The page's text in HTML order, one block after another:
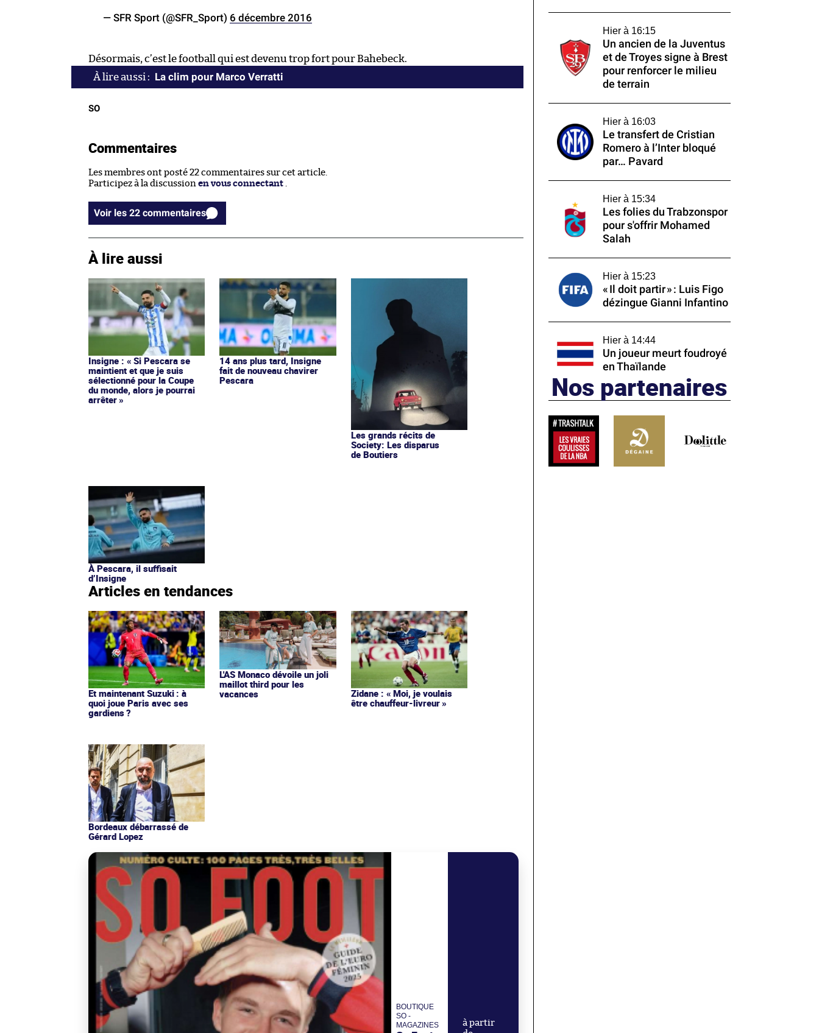
— SFR Sport (@SFR_Sport) 6 décembre 2016
Désormais, c’est le football qui est devenu trop fort pour Bahebeck.
La clim pour Marco Verratti
SO
Commentaires
Les membres ont posté 22 commentaires sur cet article.
Participez à la discussion en vous connectant .
Voir les 22 commentaires
À lire aussi
Insigne : « Si Pescara se
maintient et que je suis
sélectionné pour la Coupe
du monde, alors je pourrai
arrêter »
14 ans plus tard, Insigne
fait de nouveau chavirer
Pescara
Les grands récits de
Society: Les disparus
de Boutiers
À Pescara, il suffisait
d’Insigne
Articles en tendances
Et maintenant Suzuki : à
quoi joue Paris avec ses
gardiens ?
L'AS Monaco dévoile un joli
maillot third pour les
vacances
Zidane : « Moi, je voulais
être chauffeur-livreur »
Bordeaux débarrassé de
Gérard Lopez
BOUTIQUE
SO -
MAGAZINES
à partir
Hier à 16:15
Un ancien de la Juventus
et de Troyes signe à Brest
pour renforcer le milieu
de terrain
Hier à 16:03
Le transfert de Cristian
Romero à l’Inter bloqué
par… Pavard
Hier à 15:34
Les folies du Trabzonspor
pour s'offrir Mohamed
Salah
Hier à 15:23
« Il doit partir » : Luis Figo
dézingue Gianni Infantino
Hier à 14:44
Un joueur meurt foudroyé
en Thaïlande
Nos partenaires